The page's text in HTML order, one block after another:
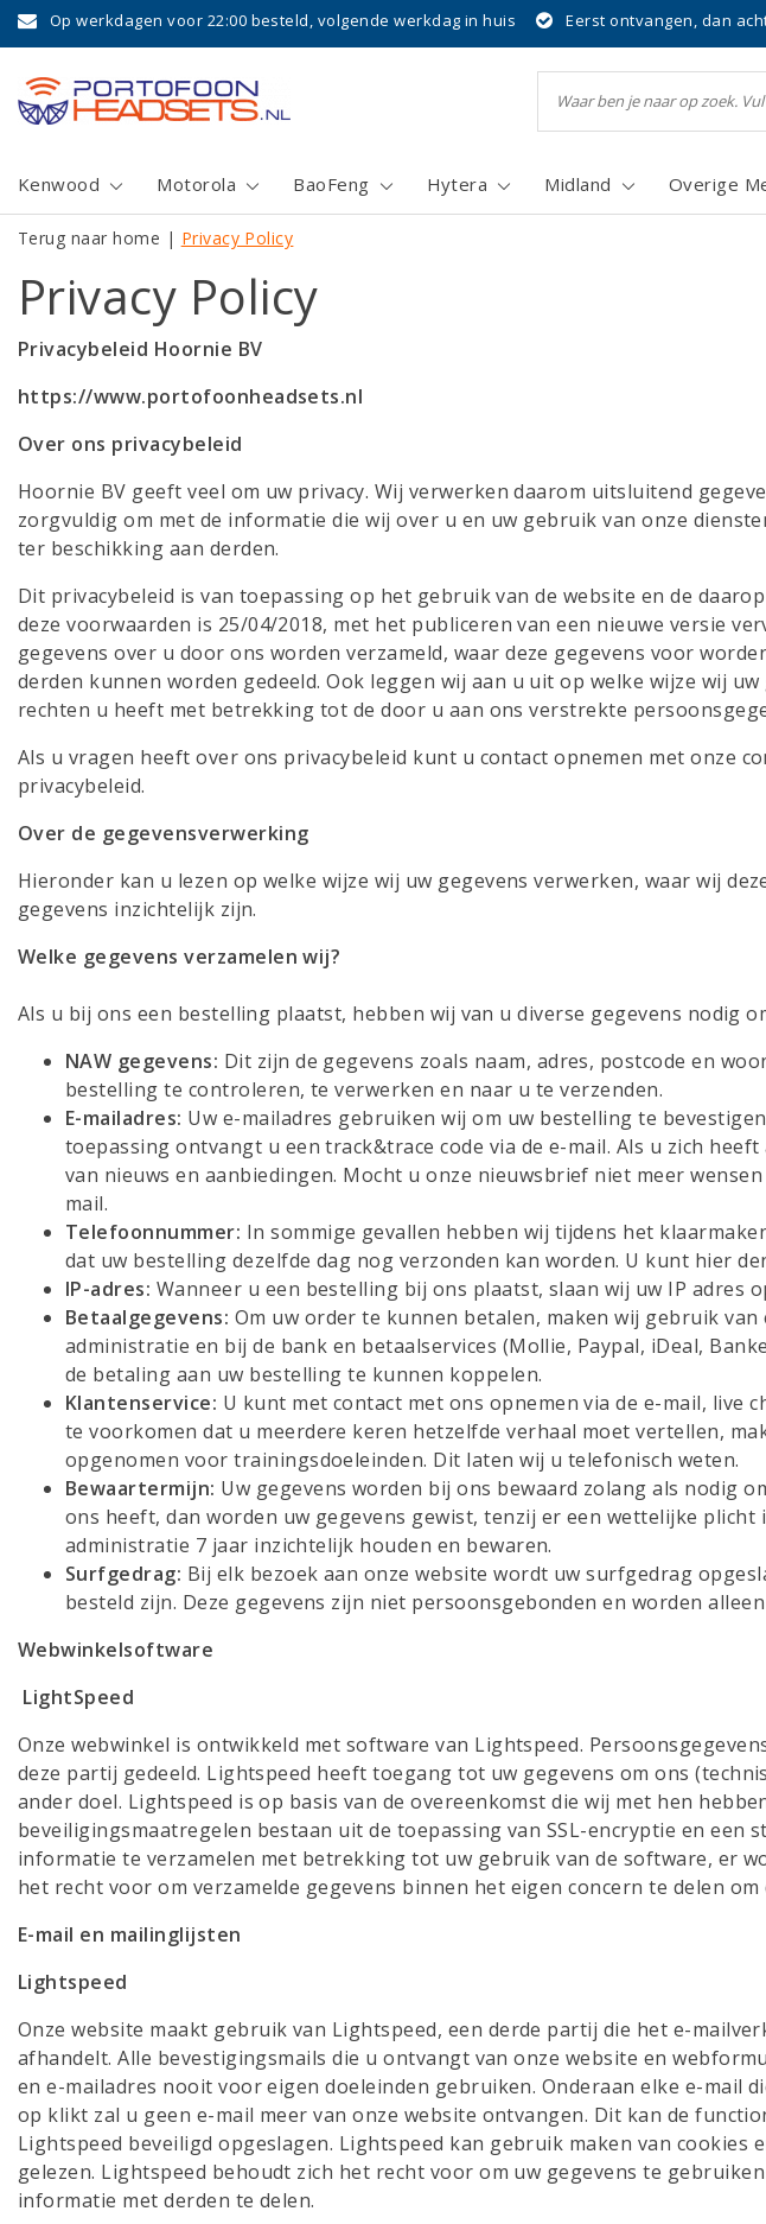
Op werkdagen voor 22:00 besteld, volgende werkdag in huis Eerst ontvangen, dan
Kenwood Motorola BaoFeng Hytera Midland Overige
Terug naar home | Privacy Policy
Privacy Policy
Privacybeleid Hoornie BV
https://www.portofoonheadsets.nl
Over ons privacybeleid
Hoornie BV geeft veel om uw privacy. Wij verwerken daarom uitsluitend
zorgvuldig om met de informatie die wij over u en uw gebruik van onze
ter beschikking aan derden.
Dit privacybeleid is van toepassing op het gebruik van de website en de
deze voorwaarden is 25/04/2018, met het publiceren van een nieuwe versie
gegevens over u door ons worden verzameld, waar deze gegevens voor
derden kunnen worden gedeeld. Ook leggen wij aan u uit op welke wijze wij
rechten u heeft met betrekking tot de door u aan ons verstrekte
Als u vragen heeft over ons privacybeleid kunt u contact opnemen met onze
privacybeleid.
Over de gegevensverwerking
Hieronder kan u lezen op welke wijze wij uw gegevens verwerken, waar wij
gegevens inzichtelijk zijn.
Welke gegevens verzamelen wij?
Als u bij ons een bestelling plaatst, hebben wij van u diverse gegevens nodig
NAW gegevens: Dit zijn de gegevens zoals naam, adres, postcode en
bestelling te controleren, te verwerken en naar u te verzenden.
E-mailadres: Uw e-mailadres gebruiken wij om uw bestelling te
toepassing ontvangt u een track&trace code via de e-mail. Als u zich
van nieuws en aanbiedingen. Mocht u onze nieuwsbrief niet meer
mail.
Telefoonnummer: In sommige gevallen hebben wij tijdens het
dat uw bestelling dezelfde dag nog verzonden kan worden. U kunt hier
IP-adres: Wanneer u een bestelling bij ons plaatst, slaan wij uw IP adres
Betaalgegevens: Om uw order te kunnen betalen, maken wij gebruik
administratie en bij de bank en betaalservices (Mollie, Paypal, iDeal,
de betaling aan uw bestelling te kunnen koppelen.
Klantenservice: U kunt met contact met ons opnemen via de e-mail, live
te voorkomen dat u meerdere keren hetzelfde verhaal moet vertellen,
opgenomen voor trainingsdoeleinden. Dit laten wij u telefonisch weten.
Bewaartermijn: Uw gegevens worden bij ons bewaard zolang als nodig
ons heeft, dan worden uw gegevens gewist, tenzij er een wettelijke
administratie 7 jaar inzichtelijk houden en bewaren.
Surfgedrag: Bij elk bezoek aan onze website wordt uw surfgedrag
besteld zijn. Deze gegevens zijn niet persoonsgebonden en worden
Webwinkelsoftware
LightSpeed
Onze webwinkel is ontwikkeld met software van Lightspeed.
deze partij gedeeld. Lightspeed heeft toegang tot uw gegevens om ons
ander doel. Lightspeed is op basis van de overeenkomst die wij met hen
beveiligingsmaatregelen bestaan uit de toepassing van SSL-encryptie en
informatie te verzamelen met betrekking tot uw gebruik van de software, er
het recht voor om verzamelde gegevens binnen het eigen concern te delen
E-mail en mailinglijsten
Lightspeed
Onze website maakt gebruik van Lightspeed, een derde partij die het e-
afhandelt. Alle bevestigingsmails die u ontvangt van onze website en
en e-mailadres nooit voor eigen doeleinden gebruiken. Onderaan elke e-mail
op klikt zal u geen e-mail meer van onze website ontvangen. Dit kan de
Lightspeed beveiligd opgeslagen. Lightspeed kan gebruik maken van
gelezen. Lightspeed behoudt zich het recht voor om uw gegevens te
informatie met derden te delen.